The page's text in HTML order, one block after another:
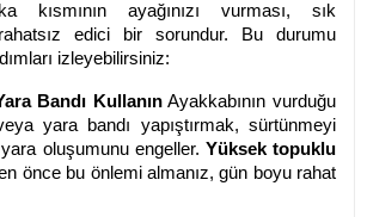
kısmının ayağınızı vurması, sık
edici bir sorundur. Bu durumu
izleyebilirsiniz:
Bandı KullanınAyakkabının vurduğu
yara bandı yapıştırmak, sürtünmeyi
oluşumunu engeller. Yüksek topuklu
önce bu önlemi almanız, gün boyu rahat